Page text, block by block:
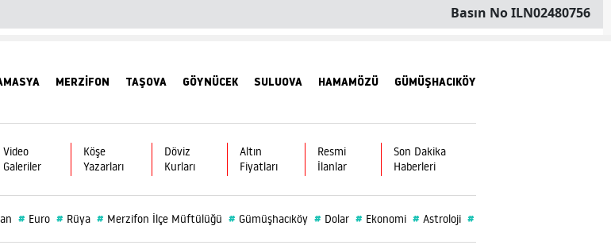
Muş
Niğde
Ordu
Sakarya
Basın No ILN02480756
MERZİFON TAŞOVA GÖYNÜCEK SULUOVA HAMAMÖZÜ GÜMÜŞHACIKÖY
Video
Galeriler
Köşe
Yazarları
Döviz
Kurları
Altın
Fiyatları
Resmi
İlanlar
Son Dakika
Haberleri
# Euro # Rüya # Merzifon İlçe Müftülüğü # Gümüşhacıköy # Dolar # Ekonomi # Astroloji #